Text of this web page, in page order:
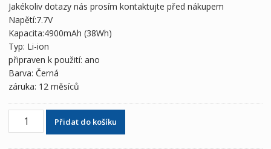
1,925 Kč1,074 Kč
Jakékoliv dotazy nás prosím kontaktujte před nákupem
Napětí:7.7V
Kapacita:4900mAh (38Wh)
Typ: Li-ion
připraven k použití: ano
Barva: Černá
záruka: 12 měsíců
Originální
Přidat do košíku